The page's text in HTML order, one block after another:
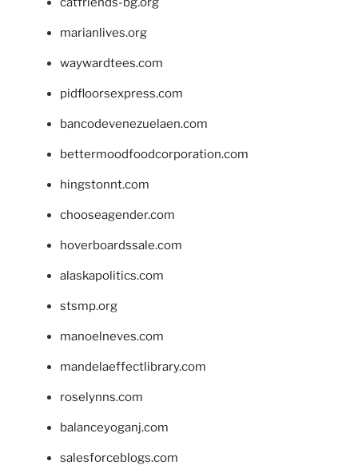
marianlives.org
waywardtees.com
pidfloorsexpress.com
bancodevenezuelaen.com
bettermoodfoodcorporation.com
hingstonnt.com
chooseagender.com
hoverboardssale.com
alaskapolitics.com
stsmp.org
manoelneves.com
mandelaeffectlibrary.com
roselynns.com
balanceyoganj.com
salesforceblogs.com